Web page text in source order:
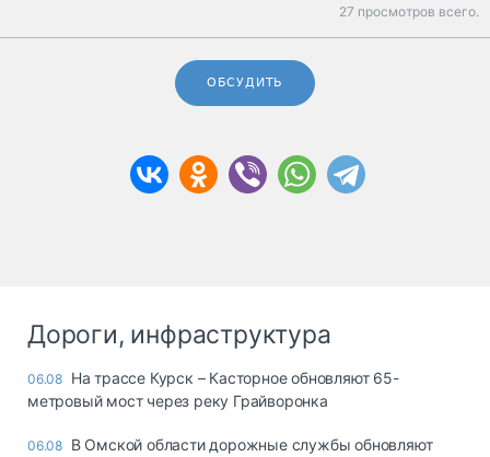
27 просмотров всего.
ОБСУДИТЬ
Дороги, инфраструктура
06.08 На трассе Курск – Касторное обновляют 65-
метровый мост через реку Грайворонка
06.08 В Омской области дорожные службы обновляют